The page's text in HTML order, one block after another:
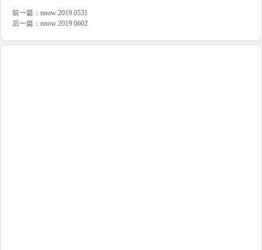
前一篇： nnow 2019 0531
后一篇： nnow 2019 0602